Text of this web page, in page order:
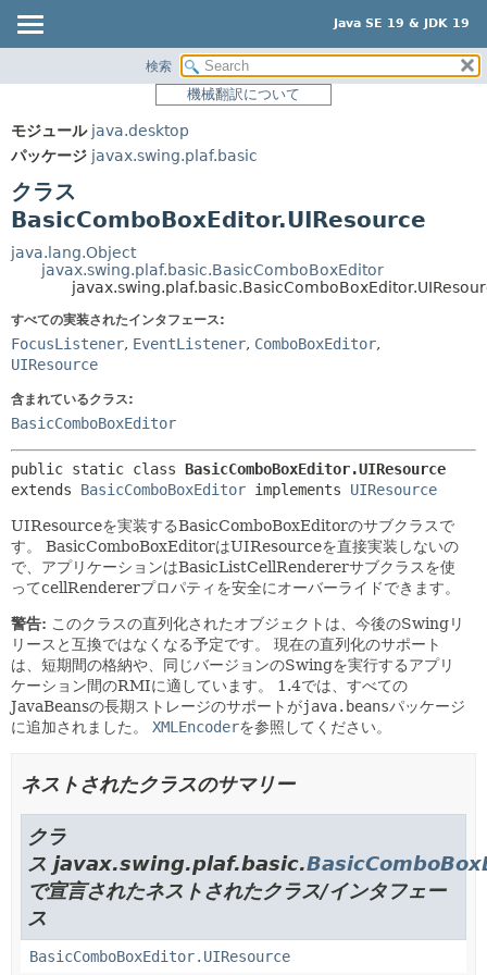
Java SE 19 & JDK 19
パッケージ
使用
プレビュー
非推奨
索引
ヘルプ
サマリー:
ネスト済
フィールド
メソッド
検索
機械翻訳について
モジュール java.desktop
パッケージ javax.swing.plaf.basic
クラス
BasicComboBoxEditor.UIResource
java.lang.Object
javax.swing.plaf.basic.BasicComboBoxEditor
すべての実装されたインタフェース:
FocusListener, EventListener, ComboBoxEditor,
UIResource
含まれているクラス:
BasicComboBoxEditor
public static class BasicComboBoxEditor.UIResource
extends BasicComboBoxEditor implements UIResource
UIResourceを実装するBasicComboBoxEditorのサブクラスで
す。
BasicComboBoxEditorはUIResourceを直接実装しないの
で、アプリケーションはBasicListCellRendererサブクラスを使
ってcellRendererプロパティを安全にオーバーライドできます。
警告: このクラスの直列化されたオブジェクトは、今後のSwingリ
リースと互換ではなくなる予定です。
現在の直列化のサポート
は、短期間の格納や、同じバージョンのSwingを実行するアプリ
ケーション間のRMIに適しています。
1.4では、すべての
JavaBeansの長期ストレージのサポートがjava.beansパッケージ
に追加されました。
XMLEncoderを参照してください。
ネストされたクラスのサマリー
クラ
ス javax.swing.plaf.basic.
で宣言されたネストされたクラス/インタフェー
ス
BasicComboBoxEditor.UIResource